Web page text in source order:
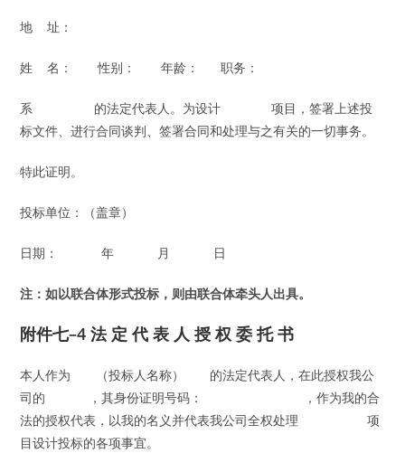
地 址：
姓 名： 性别： 年龄： 职务：
系 的法定代表人。为设计 项目，签署上述投
标文件、进行合同谈判、签署合同和处理与之有关的一切事务。
特此证明。
投标单位：（盖章）
日期： 年 月 日
注：如以联合体形式投标 ， 则由联合体牵头人出具。
附件七–4 法 定 代 表 人 授 权 委 托 书
本人作为 （投标人名称） 的法定代表人，在此授权我公
司的 ，其身份证明号码： ，作为我的合
法的授权代表，以我的名义并代表我公司全权处理 项
目设计投标的各项事宜。